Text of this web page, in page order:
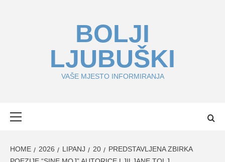
BOLJI
LJUBUŠKI
VAŠE MJESTO INFORMIRANJA
HOME 2026 LIPANJ 20
PREDSTAVLJENA ZBIRKA